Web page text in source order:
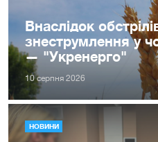
Внаслідок
знеструмлення у
— "Укренерго"
10 серпня 2026
НОВИНИ